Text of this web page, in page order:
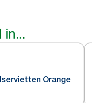
Orange